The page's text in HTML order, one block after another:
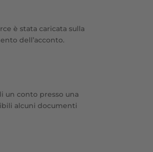
è stata caricata sulla
dell’acconto.
un conto presso una
alcuni documenti